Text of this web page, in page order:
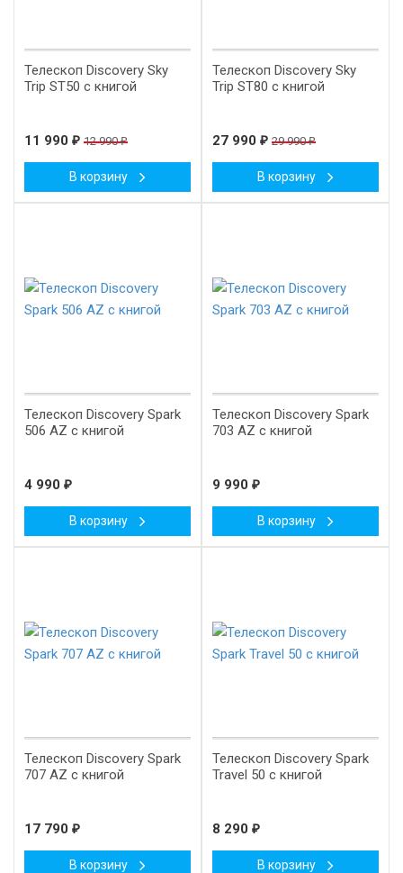
Телескоп Discovery Sky
Trip ST50 с книгой
11 990 ₽ 12 990₽
В корзину
Телескоп Discovery Sky
Trip ST80 с книгой
27 990 ₽ 29 990₽
В корзину
Телескоп Discovery Spark
506 AZ с книгой
4 990 ₽
В корзину
Телескоп Discovery Spark
703 AZ с книгой
9 990 ₽
В корзину
Телескоп Discovery Spark
707 AZ с книгой
17 790 ₽
В корзину
Телескоп Discovery Spark
Travel 50 с книгой
8 290 ₽
В корзину